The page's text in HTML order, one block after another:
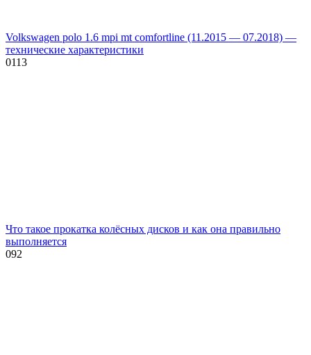
Volkswagen polo 1.6 mpi mt comfortline (11.2015 — 07.2018) —
технические характеристики
0113
Что такое прокатка колёсных дисков и как она правильно
выполняется
092